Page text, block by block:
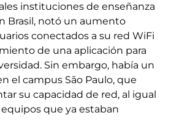
instituciones de enseñanza
Brasil, notó un aumento
conectados a su red WiFi
de una aplicación para
Sin embargo, había un
el campus São Paulo, que
su capacidad de red, al igual
que ya estaban